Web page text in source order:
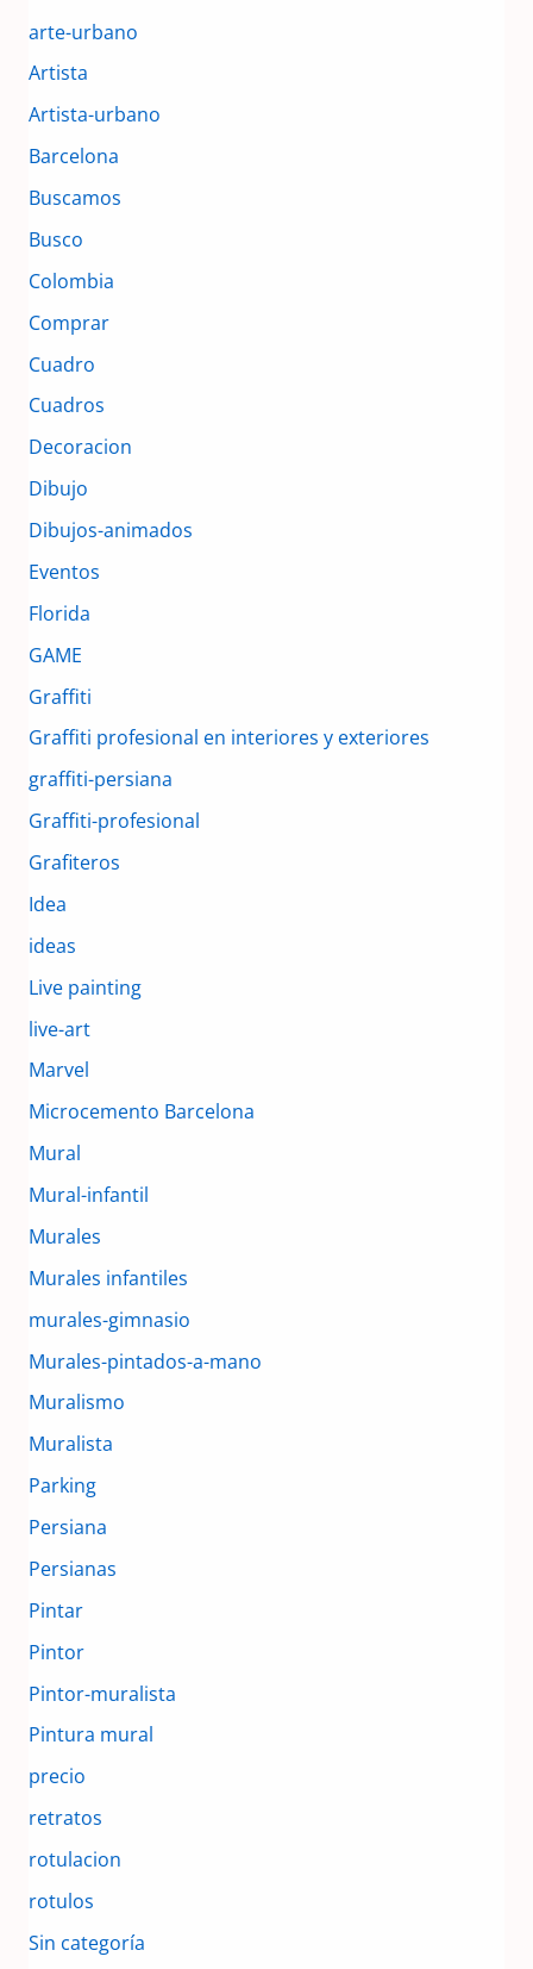
arte-urbano
Artista
Artista-urbano
Barcelona
Buscamos
Busco
Colombia
Comprar
Cuadro
Cuadros
Decoracion
Dibujo
Dibujos-animados
Eventos
Florida
GAME
Graffiti
Graffiti profesional en interiores y exteriores
graffiti-persiana
Graffiti-profesional
Grafiteros
Idea
ideas
Live painting
live-art
Marvel
Microcemento Barcelona
Mural
Mural-infantil
Murales
Murales infantiles
murales-gimnasio
Murales-pintados-a-mano
Muralismo
Muralista
Parking
Persiana
Persianas
Pintar
Pintor
Pintor-muralista
Pintura mural
precio
retratos
rotulacion
rotulos
Sin categoría